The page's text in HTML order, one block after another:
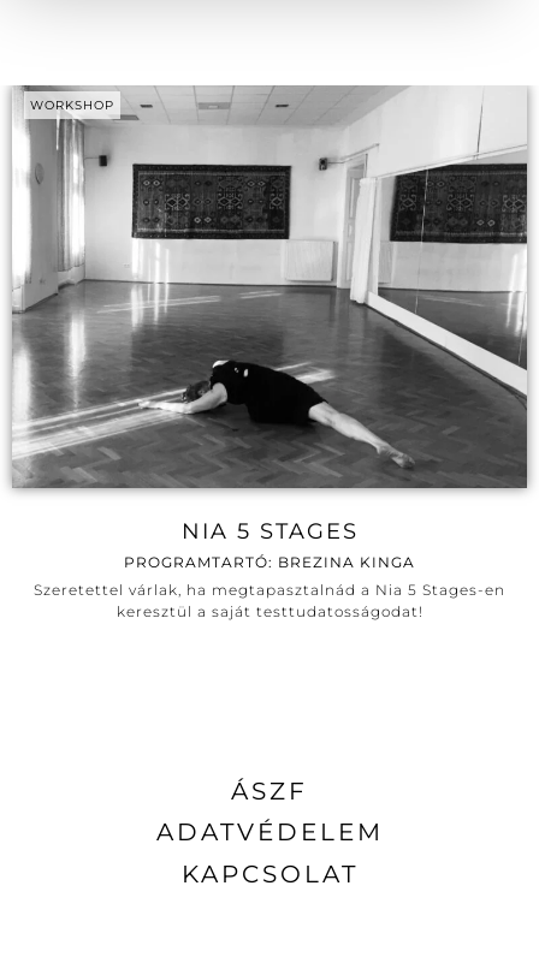
WORKSHOP
NIA 5 STAGES
PROGRAMTARTÓ: BREZINA KINGA
Szeretettel várlak, ha megtapasztalnád a Nia 5 Stages-en
keresztül a saját testtudatosságodat!
ÁSZF
ADATVÉDELEM
KAPCSOLAT